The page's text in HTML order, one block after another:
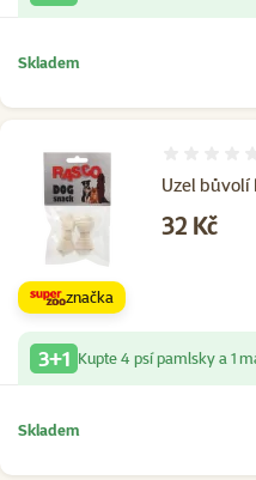
Skladem
Uzel bůvolí
Hodnocení
Cena
32 Kč
značka
3+1 Kupte 4 psí pamlsky a 1
Skladem